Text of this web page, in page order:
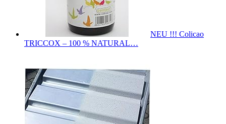
NEU !!! Colicao
TRICCOX – 100 % NATURAL…